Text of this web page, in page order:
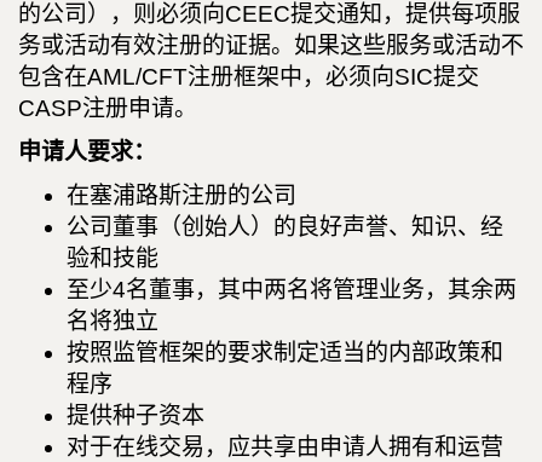
的公司），则必须向CEEC提交通知，提供每项服
务或活动有效注册的证据。如果这些服务或活动不
包含在AML/CFT注册框架中，必须向SIC提交
CASP注册申请。
申请人要求：
在塞浦路斯注册的公司
公司董事（创始人）的良好声誉、知识、经
验和技能
至少4名董事，其中两名将管理业务，其余两
名将独立
按照监管框架的要求制定适当的内部政策和
程序
提供种子资本
对于在线交易，应共享由申请人拥有和运营